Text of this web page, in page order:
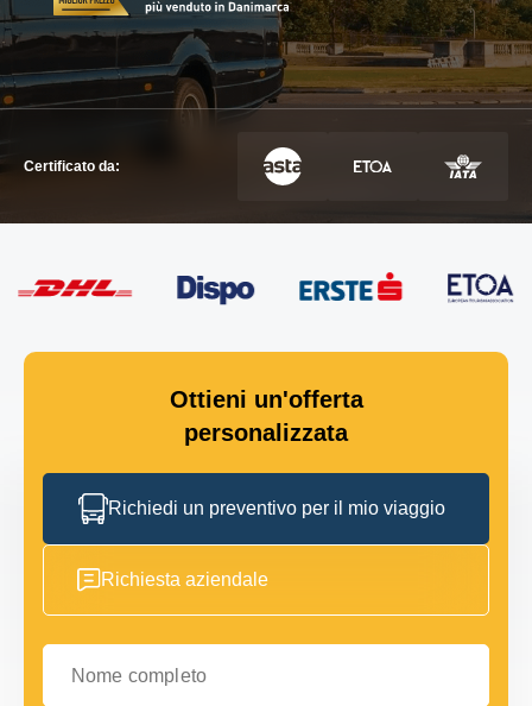
METTITI IN CONTATTO
METTITI IN CONTATTO
Certificato da:
Ottieni un'offerta
personalizzata
Richiedi un preventivo per il mio viaggio
Richiesta aziendale
Nome completo